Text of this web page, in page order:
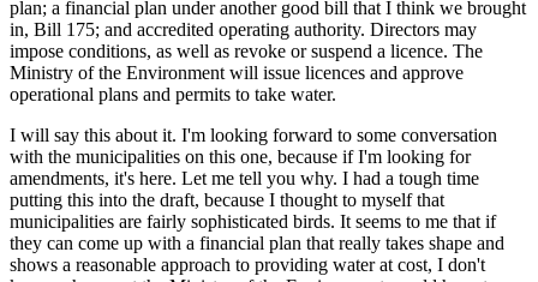
plan; a financial plan under another good bill that I think we brought
in, Bill 175; and accredited operating authority. Directors may
impose conditions, as well as revoke or suspend a licence. The
Ministry of the Environment will issue licences and approve
operational plans and permits to take water.
I will say this about it. I'm looking forward to some conversation
with the municipalities on this one, because if I'm looking for
amendments, it's here. Let me tell you why. I had a tough time
putting this into the draft, because I thought to myself that
municipalities are fairly sophisticated birds. It seems to me that if
they can come up with a financial plan that really takes shape and
shows a reasonable approach to providing water at cost, I don't